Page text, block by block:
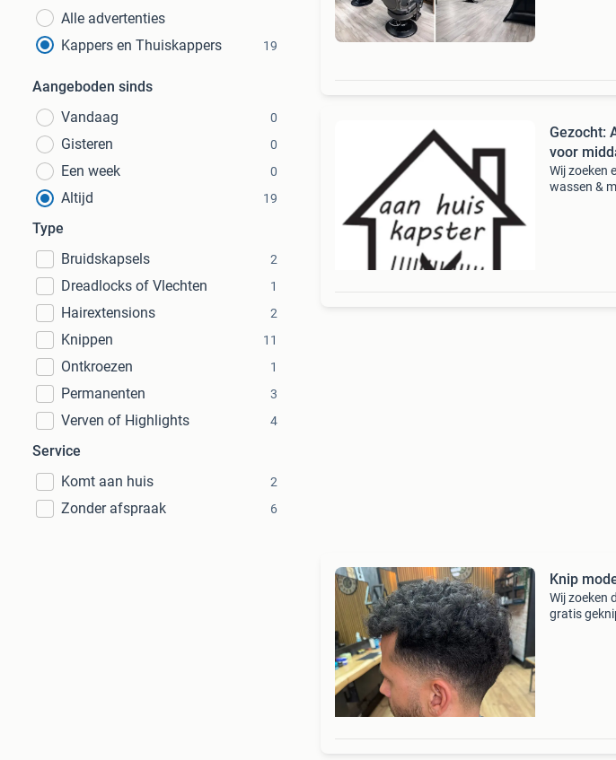
Alle advertenties
Kappers en Thuiskappers
19
Aangeboden sinds
Vandaag
0
Gisteren 0
Een week 0
Altijd 19
Type
Bruidskapsels
2
Dreadlocks of Vlechten 1
Hairextensions 2
Knippen 11
Ontkroezen 1
Permanenten 3
Verven of Highlights 4
Service
Komt aan huis
2
Zonder afspraak 6
Gezocht:
voor
Wij zoeken
wassen &
Knip
Wij zoeken
gratis